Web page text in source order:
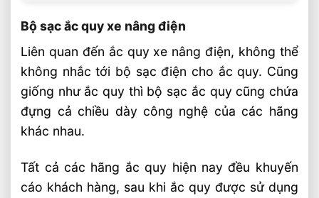
Bộ sạc ắc quy xe nâng điện
Liên quan đến ắc quy xe nâng điện, không thể
không nhắc tới bộ sạc điện cho ắc quy. Cũng
giống như ắc quy thì bộ sạc ắc quy cũng chứa
đựng cả chiều dày công nghệ của các hãng
khác nhau.
Tất cả các hãng ắc quy hiện nay đều khuyến
cáo khách hàng, sau khi ắc quy được sử dụng